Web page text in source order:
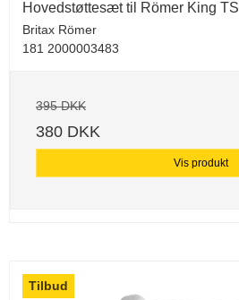
Hovedstøttesæt til Römer King TS
Britax Römer
181 2000003483
395 DKK
380 DKK
Vis produkt
Tilbud